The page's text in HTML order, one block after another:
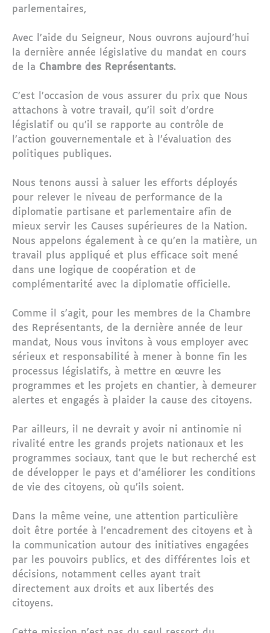
parlementaires,
Avec l’aide du Seigneur, Nous ouvrons aujourd’hui
la dernière année législative du mandat en cours
de la Chambre des Représentants.
C’est l’occasion de vous assurer du prix que Nous
attachons à votre travail, qu’il soit d’ordre
législatif ou qu’il se rapporte au contrôle de
l’action gouvernementale et à l’évaluation des
politiques publiques.
Nous tenons aussi à saluer les efforts déployés
pour relever le niveau de performance de la
diplomatie partisane et parlementaire afin de
mieux servir les Causes supérieures de la Nation.
Nous appelons également à ce qu’en la matière, un
travail plus appliqué et plus efficace soit mené
dans une logique de coopération et de
complémentarité avec la diplomatie officielle.
Comme il s’agit, pour les membres de la Chambre
des Représentants, de la dernière année de leur
mandat, Nous vous invitons à vous employer avec
sérieux et responsabilité à mener à bonne fin les
processus législatifs, à mettre en œuvre les
programmes et les projets en chantier, à demeurer
alertes et engagés à plaider la cause des citoyens.
Par ailleurs, il ne devrait y avoir ni antinomie ni
rivalité entre les grands projets nationaux et les
programmes sociaux, tant que le but recherché est
de développer le pays et d’améliorer les conditions
de vie des citoyens, où qu’ils soient.
Dans la même veine, une attention particulière
doit être portée à l’encadrement des citoyens et à
la communication autour des initiatives engagées
par les pouvoirs publics, et des différentes lois et
décisions, notamment celles ayant trait
directement aux droits et aux libertés des
citoyens.